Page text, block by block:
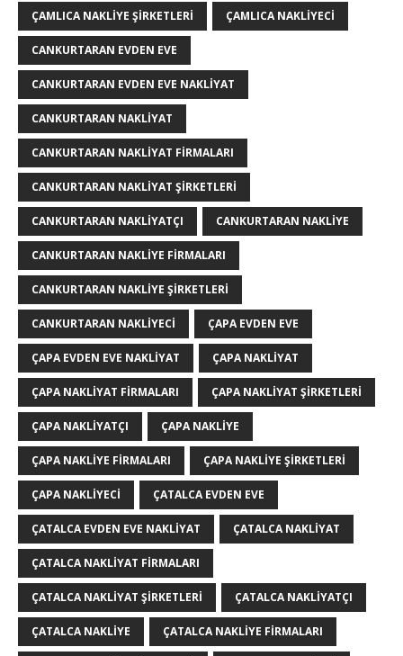
ÇAMLICA NAKLIYE ŞIRKETLERI ÇAMLICA NAKLIYECI
CANKURTARAN EVDEN EVE
CANKURTARAN EVDEN EVE NAKLIYAT
CANKURTARAN NAKLIYAT
CANKURTARAN NAKLIYAT FIRMALARI
CANKURTARAN NAKLIYAT ŞIRKETLERI
CANKURTARAN NAKLIYATÇI CANKURTARAN NAKLIYE
CANKURTARAN NAKLIYE FIRMALARI
CANKURTARAN NAKLIYE ŞIRKETLERI
CANKURTARAN NAKLIYECI ÇAPA EVDEN EVE
ÇAPA EVDEN EVE NAKLIYAT ÇAPA NAKLIYAT
ÇAPA NAKLIYAT FIRMALARI ÇAPA NAKLIYAT ŞIRKETLERI
ÇAPA NAKLIYATÇI ÇAPA NAKLIYE
ÇAPA NAKLIYE FIRMALARI ÇAPA NAKLIYE ŞIRKETLERI
ÇAPA NAKLIYECI ÇATALCA EVDEN EVE
ÇATALCA EVDEN EVE NAKLIYAT ÇATALCA NAKLIYAT
ÇATALCA NAKLIYAT FIRMALARI
ÇATALCA NAKLIYAT ŞIRKETLERI ÇATALCA NAKLIYATÇI
ÇATALCA NAKLIYE ÇATALCA NAKLIYE FIRMALARI